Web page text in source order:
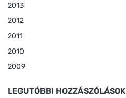
2013
2012
2011
2010
2009
LEGUTÓBBI HOZZÁSZÓLÁSOK